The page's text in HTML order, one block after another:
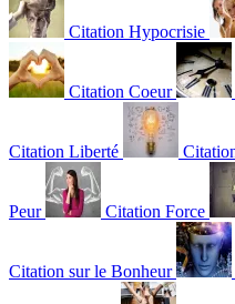
Citation Hypocrisie
Citation Coeur
Citation Liberté
Peur Citation Force
Citation sur le Bonheur